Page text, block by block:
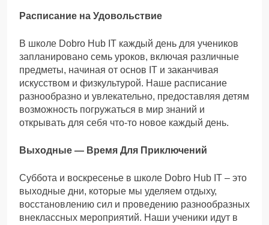
Расписание на Удовольствие
В школе Dobro Hub IT каждый день для учеников
запланировано семь уроков, включая различные
предметы, начиная от основ IT и заканчивая
искусством и физкультурой. Наше расписание
разнообразно и увлекательно, предоставляя детям
возможность погружаться в мир знаний и
открывать для себя что-то новое каждый день.
Выходные — Время Для Приключений
Суббота и воскресенье в школе Dobro Hub IT – это
выходные дни, которые мы уделяем отдыху,
восстановлению сил и проведению разнообразных
внеклассных мероприятий. Наши ученики идут в